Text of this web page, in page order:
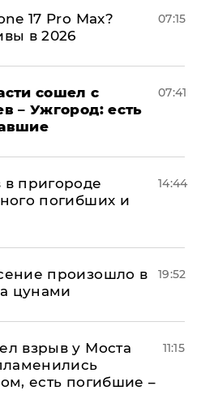
17 Pro Max?
в 2026
07:15
сошел с
– Ужгород: есть
07:41
пригороде
погибших и
14:44
произошло в
цунами
19:52
взрыв у Моста
есть погибшие –
11:15